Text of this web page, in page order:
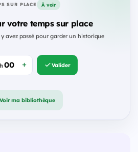
SUR PLACE À voir
votre temps sur place
avez passé pour garder un historique
h Valider
Voir ma bibliothèque